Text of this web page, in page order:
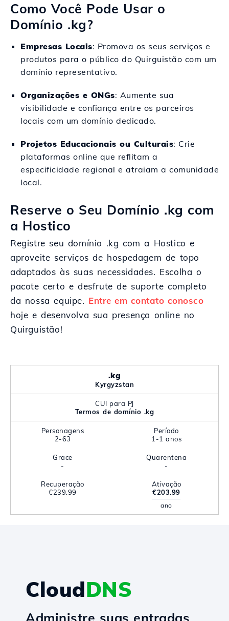
Como Você Pode Usar o
Domínio .kg?
Empresas Locais: Promova os seus serviços e
produtos para o público do Quirguistão com um
domínio representativo.
Organizações e ONGs: Aumente sua
visibilidade e confiança entre os parceiros
locais com um domínio dedicado.
Projetos Educacionais ou Culturais: Crie
plataformas online que reflitam a
especificidade regional e atraiam a comunidade
local.
Reserve o Seu Domínio .kg com
a Hostico
Registre seu domínio .kg com a Hostico e
aproveite serviços de hospedagem de topo
adaptados às suas necessidades. Escolha o
pacote certo e desfrute de suporte completo
da nossa equipe. Entre em contato conosco
hoje e desenvolva sua presença online no
Quirguistão!
.kg
Kyrgyzstan
CUI para PJ
Termos de domínio .kg
Personagens
2-63
Período
1-1 anos
Grace
-
Quarentena
-
Recuperação
€239.99
Ativação
€203.99
ano
CloudDNS
Administre suas entradas